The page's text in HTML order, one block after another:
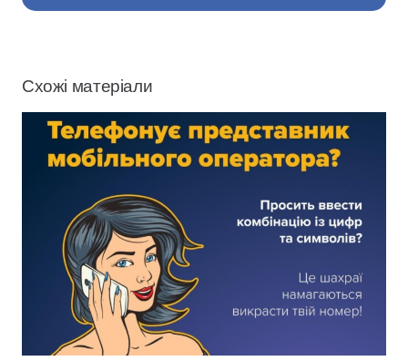
Схожі матеріали